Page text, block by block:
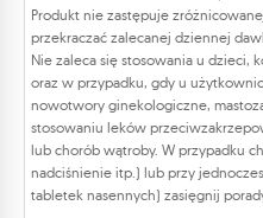
Produkt nie zastępuje
przekraczać zalecanej dziennej
Nie zaleca się stosowania u dzieci,
oraz w przypadku, gdy u
nowotwory ginekologiczne,
stosowaniu leków
lub chorób wątroby. W przypadku
nadciśnienie itp.) lub przy
tabletek nasennych) zasięgnij